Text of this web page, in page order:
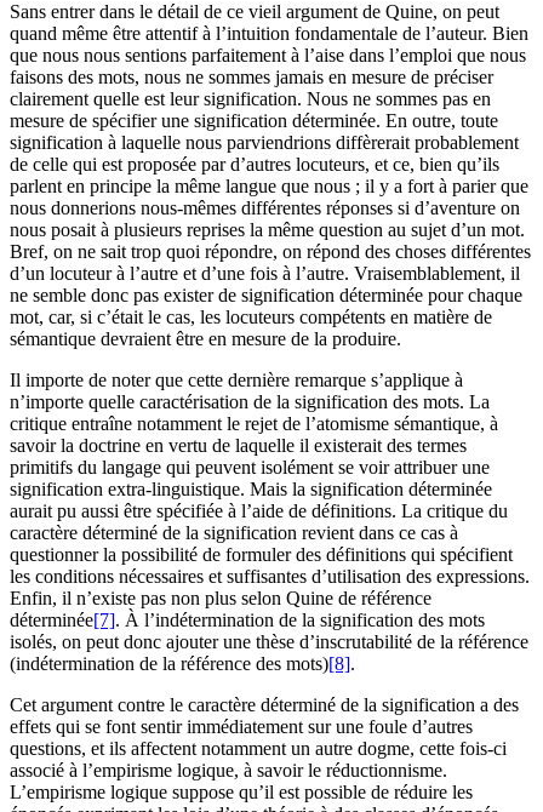
Sans entrer dans le détail de ce vieil argument de Quine, on peut
quand même être attentif à l’intuition fondamentale de l’auteur. Bien
que nous nous sentions parfaitement à l’aise dans l’emploi que nous
faisons des mots, nous ne sommes jamais en mesure de préciser
clairement quelle est leur signification. Nous ne sommes pas en
mesure de spécifier une signification déterminée. En outre, toute
signification à laquelle nous parviendrions diffèrerait probablement
de celle qui est proposée par d’autres locuteurs, et ce, bien qu’ils
parlent en principe la même langue que nous ; il y a fort à parier que
nous donnerions nous-mêmes différentes réponses si d’aventure on
nous posait à plusieurs reprises la même question au sujet d’un mot.
Bref, on ne sait trop quoi répondre, on répond des choses différentes
d’un locuteur à l’autre et d’une fois à l’autre. Vraisemblablement, il
ne semble donc pas exister de signification déterminée pour chaque
mot, car, si c’était le cas, les locuteurs compétents en matière de
sémantique devraient être en mesure de la produire.
Il importe de noter que cette dernière remarque s’applique à
n’importe quelle caractérisation de la signification des mots. La
critique entraîne notamment le rejet de l’atomisme sémantique, à
savoir la doctrine en vertu de laquelle il existerait des termes
primitifs du langage qui peuvent isolément se voir attribuer une
signification extra-linguistique. Mais la signification déterminée
aurait pu aussi être spécifiée à l’aide de définitions. La critique du
caractère déterminé de la signification revient dans ce cas à
questionner la possibilité de formuler des définitions qui spécifient
les conditions nécessaires et suffisantes d’utilisation des expressions.
Enfin, il n’existe pas non plus selon Quine de référence
déterminée[7]. À l’indétermination de la signification des mots
isolés, on peut donc ajouter une thèse d’inscrutabilité de la référence
(indétermination de la référence des mots)[8].
Cet argument contre le caractère déterminé de la signification a des
effets qui se font sentir immédiatement sur une foule d’autres
questions, et ils affectent notamment un autre dogme, cette fois-ci
associé à l’empirisme logique, à savoir le réductionnisme.
L’empirisme logique suppose qu’il est possible de réduire les